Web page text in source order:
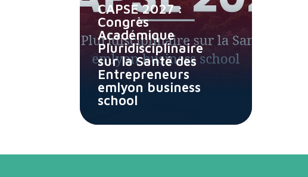
CAPSE 2027 :
Congrès
Académique
Pluridisciplinaire
sur la Santé des
Entrepreneurs
emlyon business
school